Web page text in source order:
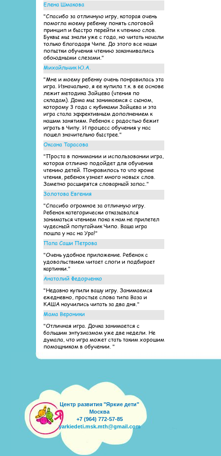
Елена Шмакова
"Спасибо за отличную игру, которая очень
помогла моему ребенку понять слоговой
принцип и быстро перейти к чтению слов.
Буквы мы знали уже с года, но читать начали
только благодаря Чипе. До этого все наши
попытки обучения чтению заканчивались
обоюдными слезами."
Михайльчик Ю.А.
"Мне и моему ребенку очень понравилась эта
игра. Изначально, я ее купила т.к. в ее основе
лежит методика Зайцева (чтения по
складам). Дома мы занимаемся с сыном,
которому 3 года с кубиками Зайцева и эта
игра стала эффективным дополнением к
нашим занятиям. Ребенок с радостью бежит
играть в Чипу. И процесс обучения у нас
пошел значительно быстрее."
Оксана Тарасова
"Проста в понимании и использовании игра,
которая отлично подойдет для обучения
чтению детей. Понравилось то что кроме
чтения, ребенок узнает много новых слов.
Заметно расширятся словарный запас."
Золотова Евгения
"Спасибо огромное за отличную игру.
Ребенок категорически отказывался
заниматься чтением пока к нам не прилетел
чудесный попугайчик Чипо. Ваша игра
пошла у нас на Ура!"
Папа Саши Петрова
"Очень удобное приложение. Ребенок с
удовольствием читает слоги и подбирает
картинки."
Анатолий Федорченко
"Недавно купили вашу игру. Занимаемся
ежедневно, простые слова типа Ваза и
КАША научились читать за два дня."
Мама Вероники
"Отличная игра. Дочка занимается с
большим энтузиазмом уже две недели. Не
думала, что игра может стать таким хорошим
помощником в обучении. "
Центр развития "Яркие дети"
Москва
+7 (964) 772-57-85
yarkiedeti.msk.mth@gmail.com